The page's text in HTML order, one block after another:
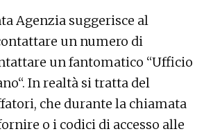
Agenzia suggerisce al
un numero di
un fantomatico “Ufficio
In realtà si tratta del
che durante la chiamata
o i codici di accesso alle